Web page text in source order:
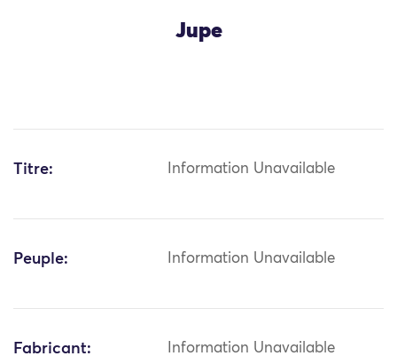
Jupe
Titre: Information Unavailable
Peuple: Information Unavailable
Fabricant: Information Unavailable